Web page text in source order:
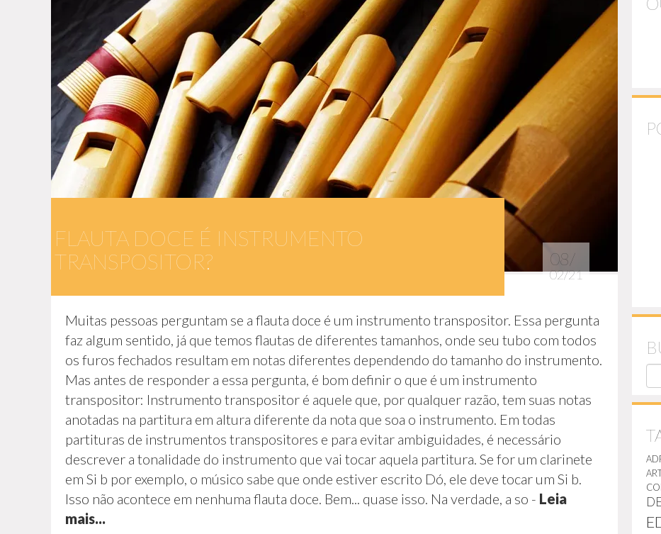
FLAUTA DOCE É INSTRUMENTO
TRANSPOSITOR?
08/
02/21
Muitas pessoas perguntam se a flauta doce é um instrumento transpositor. Essa pergunta
faz algum sentido, já que temos flautas de diferentes tamanhos, onde seu tubo com todos
os furos fechados resultam em notas diferentes dependendo do tamanho do instrumento.
Mas antes de responder a essa pergunta, é bom definir o que é um instrumento
transpositor: Instrumento transpositor é aquele que, por qualquer razão, tem suas notas
anotadas na partitura em altura diferente da nota que soa o instrumento. Em todas
partituras de instrumentos transpositores e para evitar ambiguidades, é necessário
descrever a tonalidade do instrumento que vai tocar aquela partitura. Se for um clarinete
em Si b por exemplo, o músico sabe que onde estiver escrito Dó, ele deve tocar um Si b.
Isso não acontece em nenhuma flauta doce. Bem... quase isso. Na verdade, a so - Leia
mais...
P
E
A